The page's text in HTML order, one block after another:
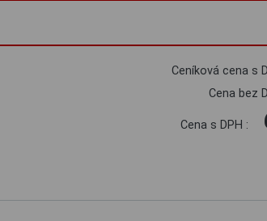
Ceníková cena s
Cena bez
Cena s DPH :